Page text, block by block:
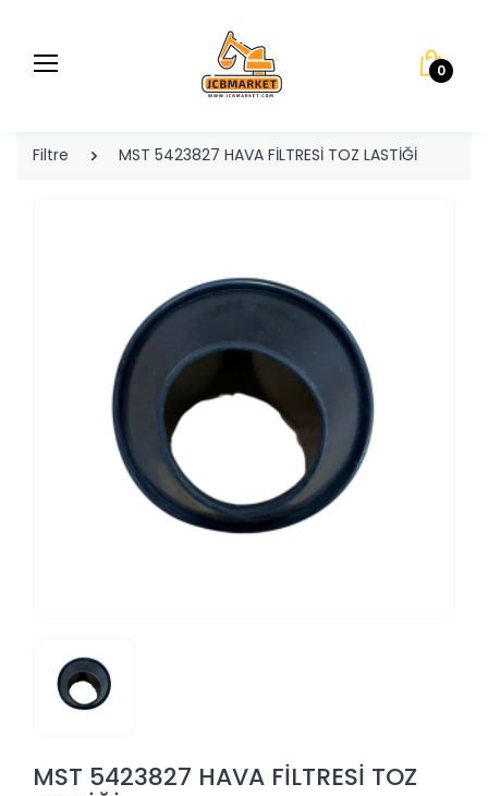
0
Filtre MST 5423827 HAVA FİLTRESİ TOZ LASTİĞİ
MST 5423827 HAVA FİLTRESİ TOZ